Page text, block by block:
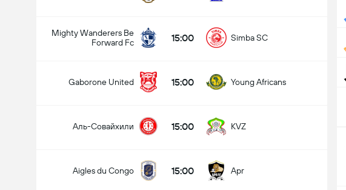
Mighty Wanderers Be
Forward Fc
15:00 Simba SC
Gaborone United 15:00 Young Africans
Аль-Совайхили 15:00 KVZ
Aigles du Congo 15:00 Apr